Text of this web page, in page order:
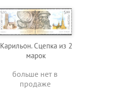
Карильон. Сцепка из 2
марок
больше нет в
продаже